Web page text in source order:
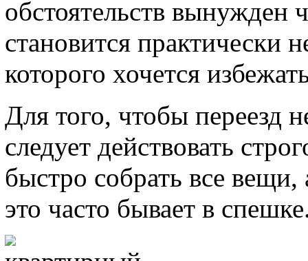
обстоятельств вынужден
становится практически
которого хочется
Для того, чтобы переезд
следует действовать
быстро собрать все вещи,
это часто бывает в